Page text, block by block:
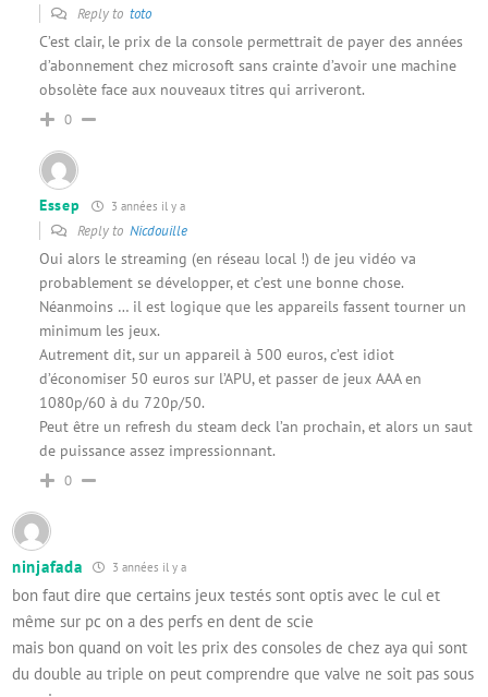
Reply to toto
C’est clair, le prix de la console permettrait de payer des années
d’abonnement chez microsoft sans crainte d’avoir une machine
obsolète face aux nouveaux titres qui arriveront.
0
Essep 3 années il y a
Reply to Nicdouille
Oui alors le streaming (en réseau local !) de jeu vidéo va
probablement se développer, et c’est une bonne chose.
Néanmoins … il est logique que les appareils fassent tourner un
minimum les jeux.
Autrement dit, sur un appareil à 500 euros, c’est idiot
d’économiser 50 euros sur l’APU, et passer de jeux AAA en
1080p/60 à du 720p/50.
Peut être un refresh du steam deck l’an prochain, et alors un saut
de puissance assez impressionnant.
0
ninjafada 3 années il y a
bon faut dire que certains jeux testés sont optis avec le cul et
même sur pc on a des perfs en dent de scie
mais bon quand on voit les prix des consoles de chez aya qui sont
du double au triple on peut comprendre que valve ne soit pas sous